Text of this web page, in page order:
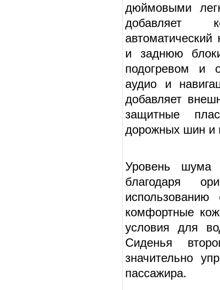
дюймовыми
добавляет
и заднюю
подогревом и
аудио и
добавляет
защитные
дорожных шин и
Уровень шума
благодаря
комфортные
условия для
Сиденья
значительно
пассажира.